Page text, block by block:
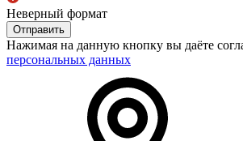
Неверный формат
Отправить
Нажимая на данную кнопку вы даёте
персональных данных